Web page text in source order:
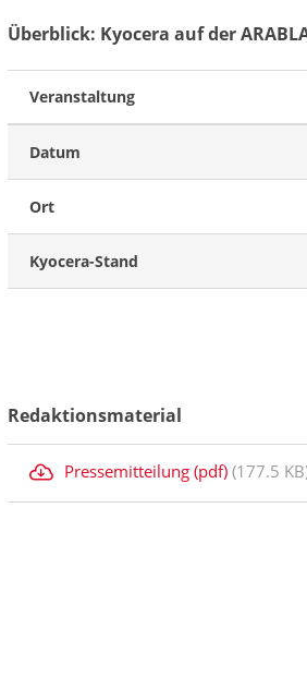
Überblick: Kyocera auf der
Veranstaltung
Datum
Ort
Kyocera-Stand
Redaktionsmaterial
Pressemitteilung (pdf) (177.5